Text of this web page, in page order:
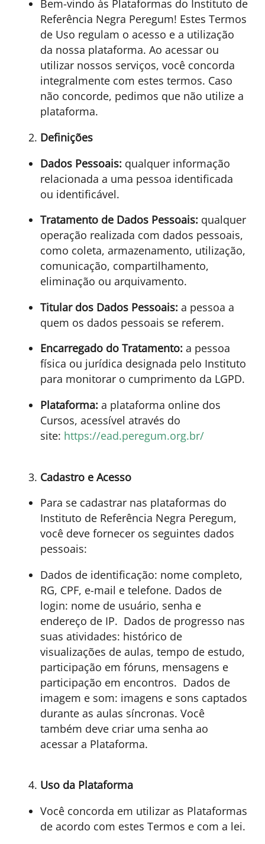
Bem-vindo às Plataformas do Instituto de
Referência Negra Peregum! Estes Termos
de Uso regulam o acesso e a utilização
da nossa plataforma. Ao acessar ou
utilizar nossos serviços, você concorda
integralmente com estes termos. Caso
não concorde, pedimos que não utilize a
plataforma.
Definições
Dados Pessoais: qualquer informação
relacionada a uma pessoa identificada
ou identificável.
Tratamento de Dados Pessoais: qualquer
operação realizada com dados pessoais,
como coleta, armazenamento, utilização,
comunicação, compartilhamento,
eliminação ou arquivamento.
Titular dos Dados Pessoais: a pessoa a
quem os dados pessoais se referem.
Encarregado do Tratamento: a pessoa
física ou jurídica designada pelo Instituto
para monitorar o cumprimento da LGPD.
Plataforma: a plataforma online dos
Cursos, acessível através do
site: https://ead.peregum.org.br/
Cadastro e Acesso
Para se cadastrar nas plataformas do
Instituto de Referência Negra Peregum,
você deve fornecer os seguintes dados
pessoais:
Dados de identificação: nome completo,
RG, CPF, e-mail e telefone. Dados de
login: nome de usuário, senha e
endereço de IP. Dados de progresso nas
suas atividades: histórico de
visualizações de aulas, tempo de estudo,
participação em fóruns, mensagens e
participação em encontros. Dados de
imagem e som: imagens e sons captados
durante as aulas síncronas. Você
também deve criar uma senha ao
acessar a Plataforma.
Uso da Plataforma
Você concorda em utilizar as Plataformas
de acordo com estes Termos e com a lei.